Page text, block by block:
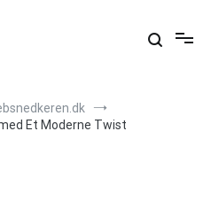
Et Moderne Twist